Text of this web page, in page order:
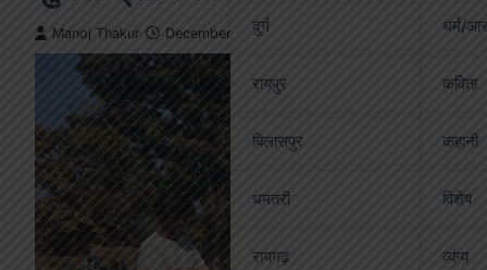
दुर्ग
रायपुर
बिलासपुर
धमतरी
रायगढ़
धर्म/
कविता
कहानी
विशेष
व्यंग्य
Manoj Thakur December 17, 2025